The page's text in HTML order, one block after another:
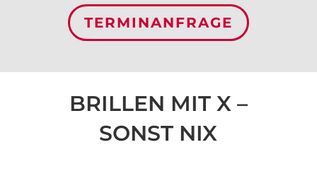
TERMINANFRAGE
BRILLEN MIT X –
SONST NIX